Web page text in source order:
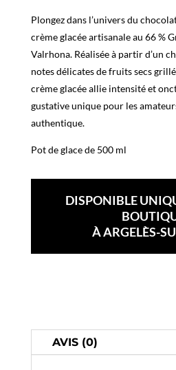
Plongez dans l’univers du
crème glacée artisanale au 66 %
Valrhona. Réalisée à partir d’un
notes délicates de fruits secs
crème glacée allie intensité et
gustative unique pour les
authentique.
Pot de glace de 500 ml
DISPONIBLE
À ARGELÈS-
AVIS (0)